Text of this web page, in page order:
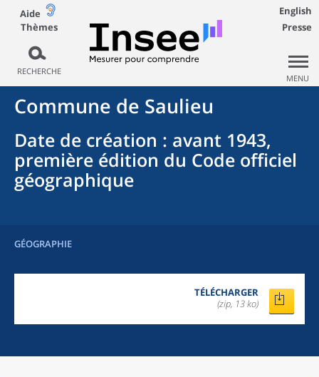
Aide
Thèmes
RECHERCHE
English
Presse
MENU
Commune de Saulieu
Date de création : avant 1943,
première édition du Code officiel
géographique
GÉOGRAPHIE
TÉLÉCHARGER
(zip, 13 ko)